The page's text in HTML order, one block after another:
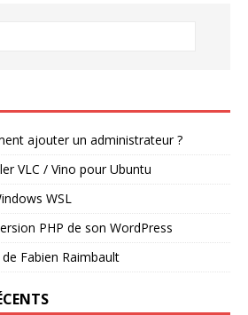
ajouter un administrateur ?
VLC / Vino pour Ubuntu
WSL
PHP de son WordPress
Fabien Raimbault